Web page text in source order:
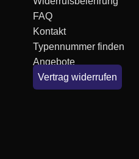
FAQ
Kontakt
Typennummer finden
Angebote
Vertrag widerrufen